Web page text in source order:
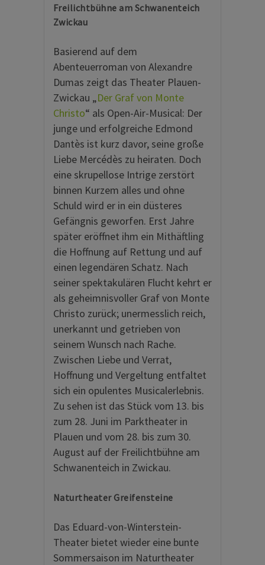
Freilichtbühne am Schwanenteich
Zwickau
Basierend auf dem
Abenteuerroman von Alexandre
Dumas zeigt das Theater Plauen-
Zwickau „Der Graf von Monte
Christo“ als Open-Air-Musical: Der
junge und erfolgreiche Edmond
Dantès ist kurz davor, seine große
Liebe Mercédès zu heiraten. Doch
eine skrupellose Intrige zerstört
binnen Kurzem alles und ohne
Schuld wird er in ein düsteres
Gefängnis geworfen. Erst Jahre
später eröffnet ihm ein Mithäftling
die Hoffnung auf Rettung und auf
einen legendären Schatz. Nach
seiner spektakulären Flucht kehrt er
als geheimnisvoller Graf von Monte
Christo zurück; unermesslich reich,
unerkannt und getrieben von
seinem Wunsch nach Rache.
Zwischen Liebe und Verrat,
Hoffnung und Vergeltung entfaltet
sich ein opulentes Musicalerlebnis.
Zu sehen ist das Stück vom 13. bis
zum 28. Juni im Parktheater in
Plauen und vom 28. bis zum 30.
August auf der Freilichtbühne am
Schwanenteich in Zwickau.
Naturtheater Greifensteine
Das Eduard-von-Winterstein-
Theater bietet wieder eine bunte
Sommersaison im Naturtheater